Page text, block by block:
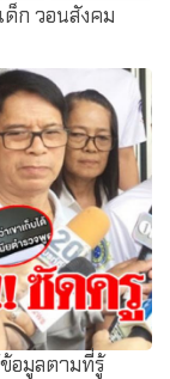
ด็ก วอนสังคม
ข้อมูลตามที่รู้